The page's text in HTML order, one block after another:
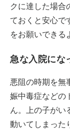
クに達した場合
ておくと安心で
をお願いできる
急な入院にな
悪阻の時期を無
娠中毒症などの
ん。上の子がい
動いてしまった